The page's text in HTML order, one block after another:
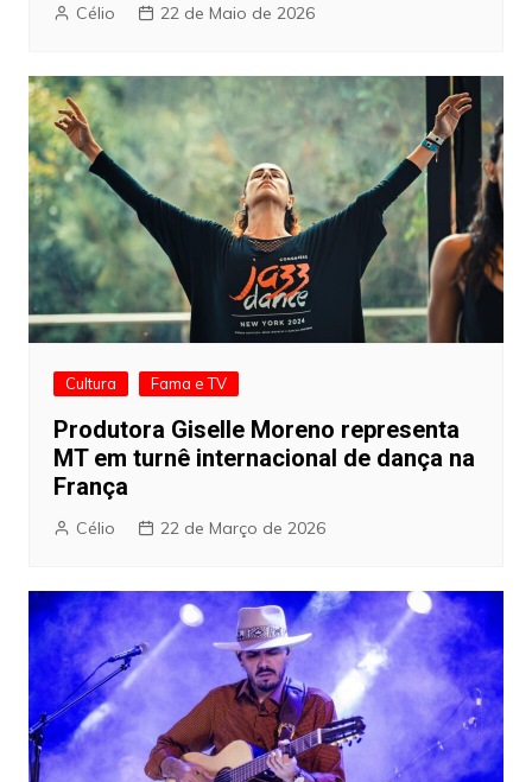
Célio 22 de Maio de 2026
Cultura Fama e TV
Produtora Giselle Moreno representa
MT em turnê internacional de dança na
França
Célio 22 de Março de 2026